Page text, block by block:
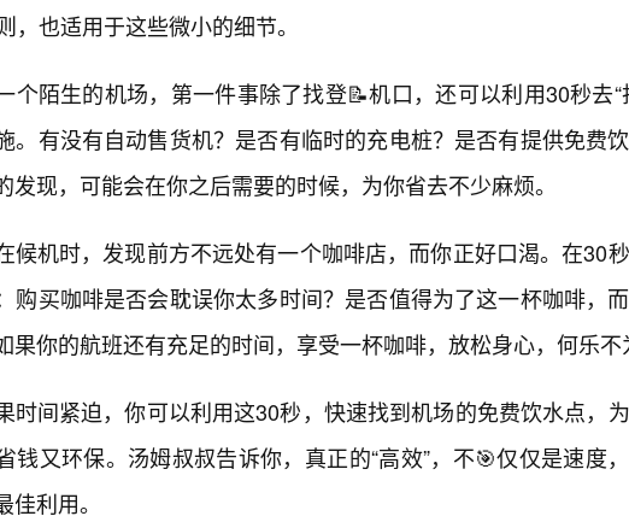
，也适用于这些微小的细节。
个陌生的机场，第一件事除了找登📝机口，还可以利用30秒去“
。有没有自动售货机？是否有临时的充电桩？是否有提供免费
发现，可能会在你之后需要的时候，为你省去不少麻烦。
候机时，发现前方不远处有一个咖啡店，而你正好口渴。在30
购买咖啡是否会耽误你太多时间？是否值得为了这一杯咖啡，
果你的航班还有充足的时间，享受一杯咖啡，放松身心，何乐不
时间紧迫，你可以利用这30秒，快速找到机场的免费饮水点，
钱又环保。汤姆叔叔告诉你，真正的“高效”，不🎯仅仅是速度
利用。